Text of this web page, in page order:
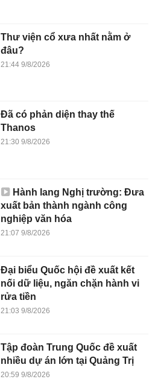
Thư viện cổ xưa nhất nằm ở
đâu?
21:44 9/8/2026
Đã có phản diện thay thế
Thanos
21:30 9/8/2026
Hành lang Nghị trường: Đưa
xuất bản thành ngành công
nghiệp văn hóa
21:07 9/8/2026
Đại biểu Quốc hội đề xuất kết
nối dữ liệu, ngăn chặn hành vi
rửa tiền
21:03 9/8/2026
Tập đoàn Trung Quốc đề xuất
nhiều dự án lớn tại Quảng Trị
20:59 9/8/2026